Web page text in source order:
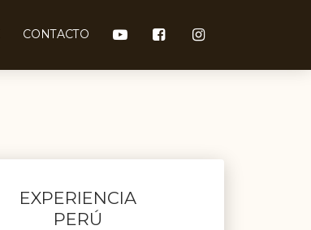
CONTACTO
EXPERIENCIA
PERÚ